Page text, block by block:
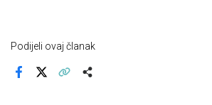
Podijeli ovaj članak
Facebook